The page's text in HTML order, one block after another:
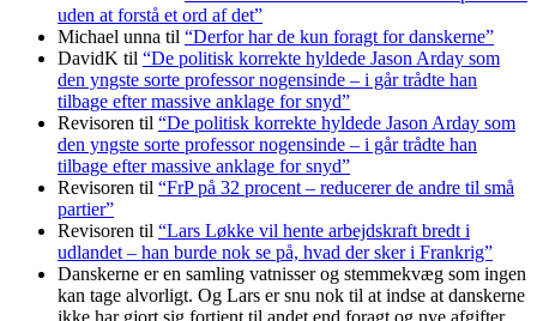
uden at forstå et ord af det”
Michael unna til “Derfor har de kun foragt for danskerne”
DavidK til “De politisk korrekte hyldede Jason Arday som
den yngste sorte professor nogensinde – i går trådte han
tilbage efter massive anklage for snyd”
Revisoren til “De politisk korrekte hyldede Jason Arday som
den yngste sorte professor nogensinde – i går trådte han
tilbage efter massive anklage for snyd”
Revisoren til “FrP på 32 procent – reducerer de andre til små
partier”
Revisoren til “Lars Løkke vil hente arbejdskraft bredt i
udlandet – han burde nok se på, hvad der sker i Frankrig”
Danskerne er en samling vatnisser og stemmekvæg som ingen
kan tage alvorligt. Og Lars er snu nok til at indse at danskerne